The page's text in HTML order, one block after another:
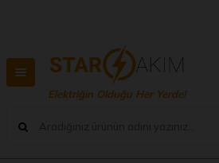
Elektriğin Olduğu Her Yerde!